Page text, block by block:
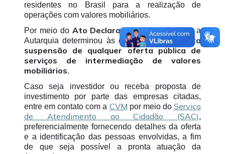
residentes no Brasil para a realização de
operações com valores mobiliários.
Por meio do Ato Declaratório CVM 22.915, a
Autarquia determinou às empresas aimediata
suspensão de qualquer oferta pública de
serviços de intermediação de valores
mobiliários.
Caso seja investidor ou receba proposta de
investimento por parte das empresas citadas,
entre em contato com a CVM por meio doServiço
de Atendimento ao Cidadão (SAC),
preferencialmente fornecendo detalhes da oferta
e a identificação das pessoas envolvidas, a fim
de que seja possível a pronta atuação da